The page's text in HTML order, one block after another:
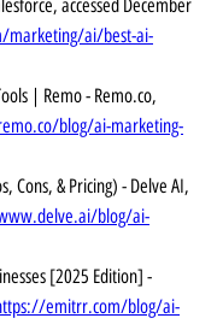
accessed December
marketing/ai/best-ai-
| Remo - Remo.co,
blog/ai-marketing-
Cons, & Pricing) - Delve AI,
blog/ai-
[2025 Edition] -
emitrr.com/blog/ai-